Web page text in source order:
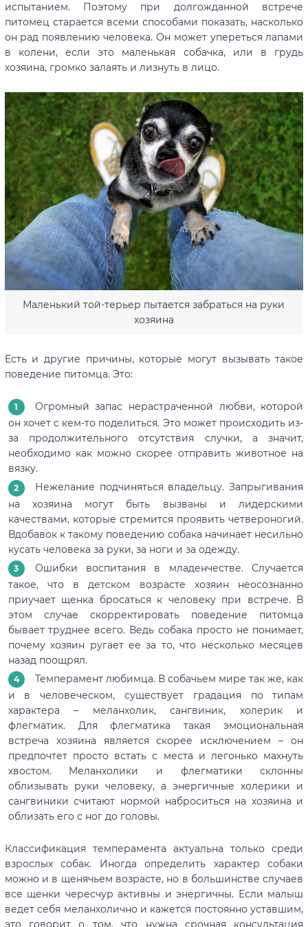
испытанием. Поэтому при долгожданной встрече
питомец старается всеми способами показать, насколько
он рад появлению человека. Он может упереться лапами
в колени, если это маленькая собачка, или в грудь
хозяина, громко залаять и лизнуть в лицо.
Маленький той-терьер пытается забраться на руки
хозяина
Есть и другие причины, которые могут вызывать такое
поведение питомца. Это:
Огромный запас нерастраченной любви, которой
он хочет с кем-то поделиться. Это может происходить из-
за продолжительного отсутствия случки, а значит,
необходимо как можно скорее отправить животное на
вязку.
Нежелание подчиняться владельцу. Запрыгивания
на хозяина могут быть вызваны и лидерскими
качествами, которые стремится проявить четвероногий.
Вдобавок к такому поведению собака начинает несильно
кусать человека за руки, за ноги и за одежду.
Ошибки воспитания в младенчестве. Случается
такое, что в детском возрасте хозяин неосознанно
приучает щенка бросаться к человеку при встрече. В
этом случае скорректировать поведение питомца
бывает труднее всего. Ведь собака просто не понимает,
почему хозяин ругает ее за то, что несколько месяцев
назад поощрял.
Темперамент любимца. В собачьем мире так же, как
и в человеческом, существует градация по типам
характера – меланхолик, сангвиник, холерик и
флегматик. Для флегматика такая эмоциональная
встреча хозяина является скорее исключением – он
предпочтет просто встать с места и легонько махнуть
хвостом. Меланхолики и флегматики склонны
облизывать руки человеку, а энергичные холерики и
сангвиники считают нормой наброситься на хозяина и
облизать его с ног до головы.
Классификация темперамента актуальна только среди
взрослых собак. Иногда определить характер собаки
можно и в щенячьем возрасте, но в большинстве случаев
все щенки чересчур активны и энергичны. Если малыш
ведет себя меланхолично и кажется постоянно уставшим,
это говорит о том, что нужна срочная консультация